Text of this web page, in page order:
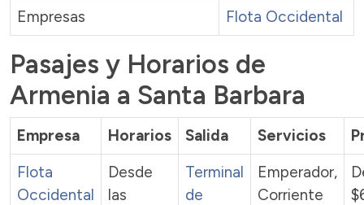
Empresas
Flota Occidental
Pasajes y Horarios de
Armenia a Santa Barbara
Empresa Horarios Salida Servicios
Flota
Occidental
Desde
las
Terminal
de
Emperador,
Corriente